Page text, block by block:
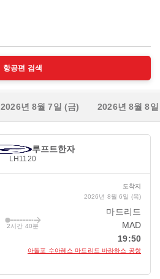
항공편 검색
2026년 8월 7일 (금) 2026년 8월 8
루프트한자
LH1120
2시간 40분
도착지
2026년 8월 6일 (목)
마드리드
MAD
19:50
아돌포 수아레스 마드리드 바라하스 공항